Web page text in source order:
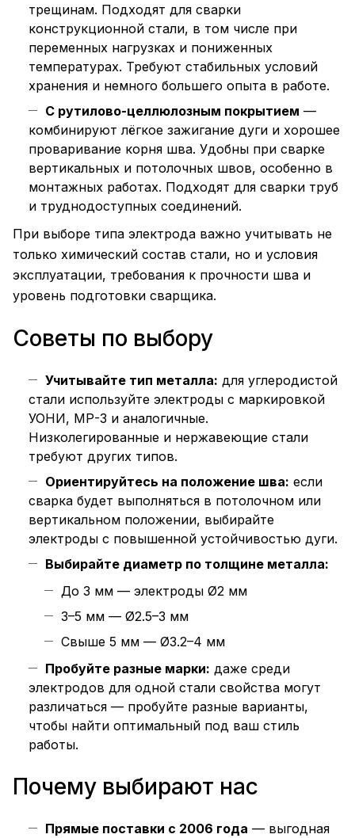
трещинам. Подходят для сварки
конструкционной стали, в том числе при
переменных нагрузках и пониженных
температурах. Требуют стабильных условий
хранения и немного большего опыта в работе.
С рутилово-целлюлозным покрытием —
комбинируют лёгкое зажигание дуги и хорошее
проваривание корня шва. Удобны при сварке
вертикальных и потолочных швов, особенно в
монтажных работах. Подходят для сварки труб
и труднодоступных соединений.
При выборе типа электрода важно учитывать не
только химический состав стали, но и условия
эксплуатации, требования к прочности шва и
уровень подготовки сварщика.
Советы по выбору
Учитывайте тип металла: для углеродистой
стали используйте электроды с маркировкой
УОНИ, МР-3 и аналогичные.
Низколегированные и нержавеющие стали
требуют других типов.
Ориентируйтесь на положение шва: если
сварка будет выполняться в потолочном или
вертикальном положении, выбирайте
электроды с повышенной устойчивостью дуги.
Выбирайте диаметр по толщине металла:
До 3 мм — электроды Ø2 мм
3–5 мм — Ø2.5–3 мм
Свыше 5 мм — Ø3.2–4 мм
Пробуйте разные марки: даже среди
электродов для одной стали свойства могут
различаться — пробуйте разные варианты,
чтобы найти оптимальный под ваш стиль
работы.
Почему выбирают нас
Прямые поставки с 2006 года — выгодная